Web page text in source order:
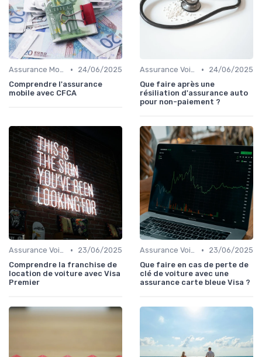
Assurance Moto •
24/06/2025
Comprendre l'assurance
mobile avec CFCA
Assurance Voiture •
24/06/2025
Que faire après une
résiliation d'assurance auto
pour non-paiement ?
Assurance Voiture •
23/06/2025
Comprendre la franchise de
location de voiture avec Visa
Premier
Assurance Voiture •
23/06/2025
Que faire en cas de perte de
clé de voiture avec une
assurance carte bleue Visa ?